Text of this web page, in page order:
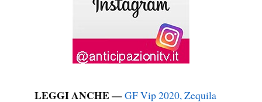
LEGGI ANCHE —GF Vip 2020, Zequila